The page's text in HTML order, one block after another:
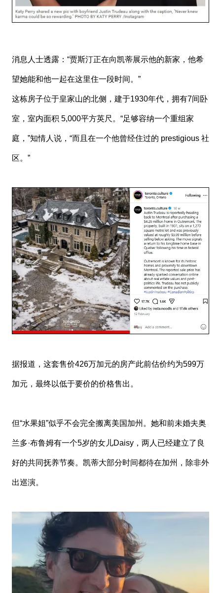
消息人士透露：“贾斯汀正在向凯蒂展示他的新家，他希
望她能和他一起在这里住一段时间。”
这栋房子位于皇家山的北侧，建于1930年代，拥有7间卧
室，室内面积 5,000平方英尺。“足够容纳一个重组家
庭，”知情人说，“而且在一个他曾经住过的 prestigious 社
区。”
据报道，这套售价426万加元的房产此前估价约为599万
加元，最终以低于要价的价格售出。
但“水果姐”似乎不会完全搬离美国加州。她和前未婚夫奥
兰多·布鲁姆有一个5岁的女儿Daisy，两人已经建立了良
好的共同抚养节奏。凯蒂大部分时间都待在加州，除非外
出巡演。